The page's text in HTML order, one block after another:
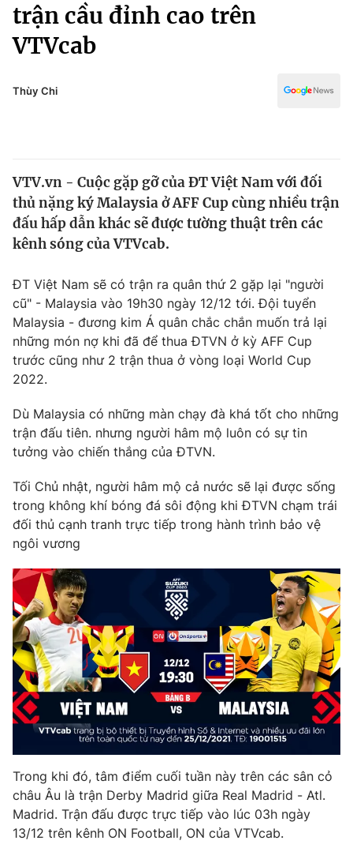
Chính trị
Xã hội
Pháp luật
Thế giới
Tin tức
Thế giới đó đây
Câu chuyện quốc tế
Kinh tế
Thị trường
Góc doanh nghiệp
Dữ liệu và đời sống
Truyền hình
Phim VTV
Nhân vật
Khán giả
Giải sao mai
Giải trí
Âm nhạc
Đời sống
Du lịch
Làm đẹp
Chất lượng cuộc sống
Giáo dục
Tuyển sinh
Học trực tuyến
Công nghệ
Hitech Công nghệ tương lai
Sản phẩm
Thị trường
Tư vấn
Giao lưu trực tuyến
Lịch phát sóng
Chuyên mục khác
Emagazine Podcast
Photo Infographic
Video Shorts video
VTV Money VTV Thể thao
Truyền hình
Văn hóa - Giải trí
trận cầu đỉnh cao trên
VTVcab
Thùy Chi
VTV.vn - Cuộc gặp gỡ của ĐT Việt Nam với đối
thủ nặng ký Malaysia ở AFF Cup cùng nhiều trận
đấu hấp dẫn khác sẽ được tường thuật trên các
kênh sóng của VTVcab.
ĐT Việt Nam sẽ có trận ra quân thứ 2 gặp lại "người
cũ" - Malaysia vào 19h30 ngày 12/12 tới. Đội tuyển
Malaysia - đương kim Á quân chắc chắn muốn trả lại
những món nợ khi đã để thua ĐTVN ở kỳ AFF Cup
trước cũng như 2 trận thua ở vòng loại World Cup
2022.
Dù Malaysia có những màn chạy đà khá tốt cho những
trận đấu tiên. nhưng người hâm mộ luôn có sự tin
tưởng vào chiến thắng của ĐTVN.
Tối Chủ nhật, người hâm mộ cả nước sẽ lại được sống
trong không khí bóng đá sôi động khi ĐTVN chạm trái
đối thủ cạnh tranh trực tiếp trong hành trình bảo vệ
ngôi vương
Trong khi đó, tâm điểm cuối tuần này trên các sân cỏ
châu Âu là trận Derby Madrid giữa Real Madrid - Atl.
Madrid. Trận đấu được trực tiếp vào lúc 03h ngày
13/12 trên kênh ON Football, ON của VTVcab.